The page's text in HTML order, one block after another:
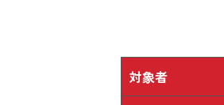
対象者